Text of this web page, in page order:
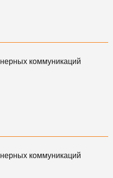
коммуникаций
коммуникаций